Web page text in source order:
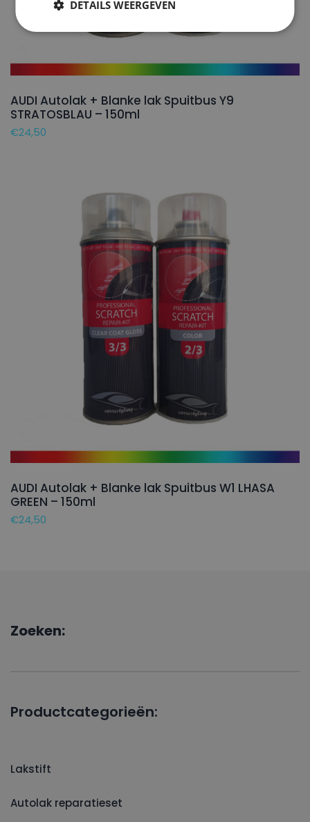
AUDI Autolak + Blanke lak Spuitbus Y9
STRATOSBLAU – 150ml
€24,50
AUDI Autolak + Blanke lak Spuitbus W1 LHASA
GREEN – 150ml
€24,50
Zoeken:
Productcategorieën:
Lakstift
Autolak reparatieset
DETAILS WEERGEVEN